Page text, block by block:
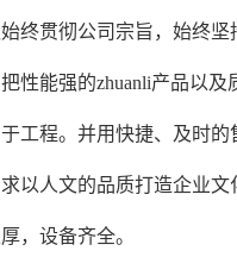
终贯彻公司宗旨，始终坚
性能强的zhuanli产品以及
工程。并用快捷、及时
以人文的品质打造企业文
，设备齐全。